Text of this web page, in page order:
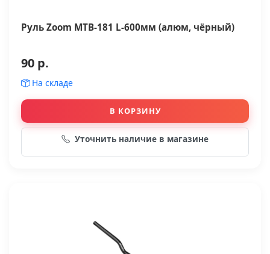
Руль Zoom MTB-181 L-600мм (алюм, чёрный)
90 р.
На складе
В КОРЗИНУ
Уточнить наличие в магазине